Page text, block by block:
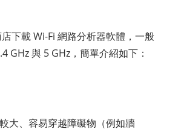
下載 Wi-Fi 網路分析器軟體，一般
GHz 與 5 GHz，簡單介紹如下：
大、容易穿越障礙物（例如牆